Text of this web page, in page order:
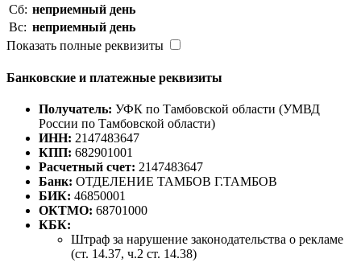
Сб: неприемный день
Вс: неприемный день
Показать полные реквизиты
Банковские и платежные реквизиты
Получатель: УФК по Тамбовской области (УМВД
России по Тамбовской области)
ИНН: 2147483647
КПП: 682901001
Расчетный счет: 2147483647
Банк: ОТДЕЛЕНИЕ ТАМБОВ Г.ТАМБОВ
БИК: 46850001
ОКТМО: 68701000
КБК:
Штраф за нарушение законодательства о рекламе
(ст. 14.37, ч.2 ст. 14.38)